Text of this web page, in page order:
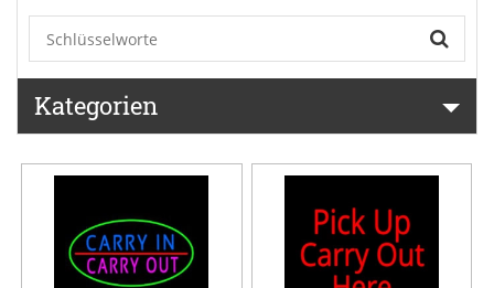
Kategorien